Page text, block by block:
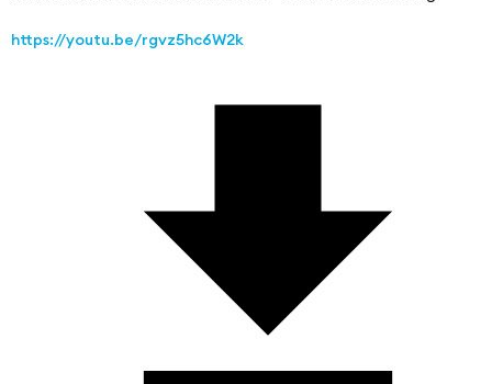
https://youtu.be/rgvz5hc6W2k